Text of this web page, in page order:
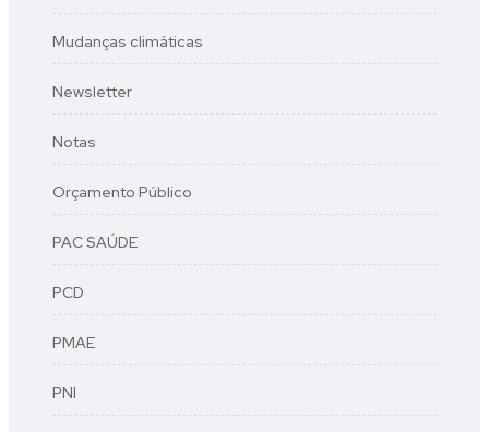
Mudanças climáticas
Newsletter
Notas
Orçamento Público
PAC SAÚDE
PCD
PMAE
PNI